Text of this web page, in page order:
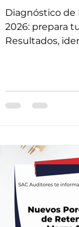
Diagnóstico de
2026: prepara
Resultados,